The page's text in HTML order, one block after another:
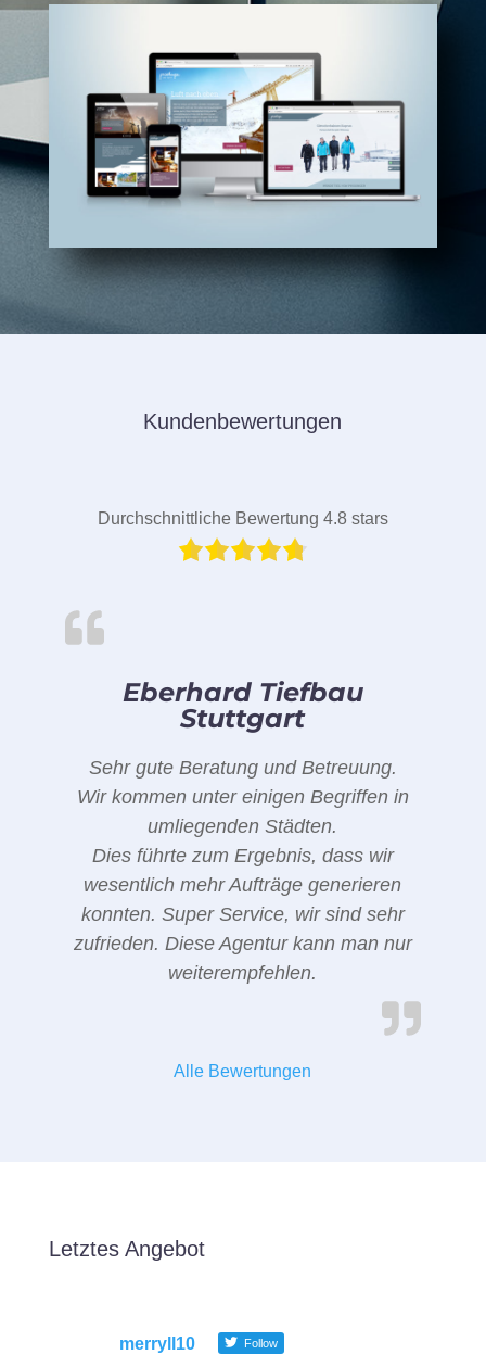
Kundenbewertungen
Durchschnittliche Bewertung 4.8 stars
Eberhard Tiefbau
Stuttgart
Sehr gute Beratung und Betreuung.
Wir kommen unter einigen Begriffen in
umliegenden Städten.
Dies führte zum Ergebnis, dass wir
wesentlich mehr Aufträge generieren
konnten. Super Service, wir sind sehr
zufrieden. Diese Agentur kann man nur
weiterempfehlen.
Alle Bewertungen
Letztes Angebot
merryll10 Follow